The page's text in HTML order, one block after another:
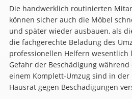
Die handwerklich routinierten
können sicher auch die Möbel
und später wieder ausbauen, als
die fachgerechte Beladung des
professionellen Helfern wesentlich
Gefahr der Beschädigung während
einem Komplett-Umzug sind in der
Hausrat gegen Beschädigungen